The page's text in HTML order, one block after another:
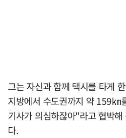
그는 자신과 함께 택시를 타게
지방에서 수도권까지 약 159㎞
기사가 의심하잖아"라고 협박
다.